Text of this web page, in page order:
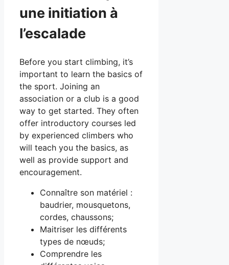
une initiation à
l’escalade
Before you start climbing, it’s
important to learn the basics of
the sport. Joining an
association or a club is a good
way to get started. They often
offer introductory courses led
by experienced climbers who
will teach you the basics, as
well as provide support and
encouragement.
Connaître son matériel :
baudrier, mousquetons,
cordes, chaussons;
Maitriser les différents
types de nœuds;
Comprendre les